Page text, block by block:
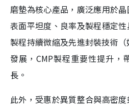
磨墊為核心產品，廣泛應用於
表面平坦度、良率及製程穩定
製程持續微縮及先進封裝技術
發展，CMP製程重要性提升，
長。
此外，受惠於異質整合與高密